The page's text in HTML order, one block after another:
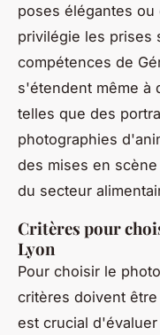
poses élégantes
privilégie les prises
compétences de
s'étendent même à
telles que des
photographies
des mises en
du secteur
Critères pour
Lyon
Pour choisir le
critères doivent
est crucial